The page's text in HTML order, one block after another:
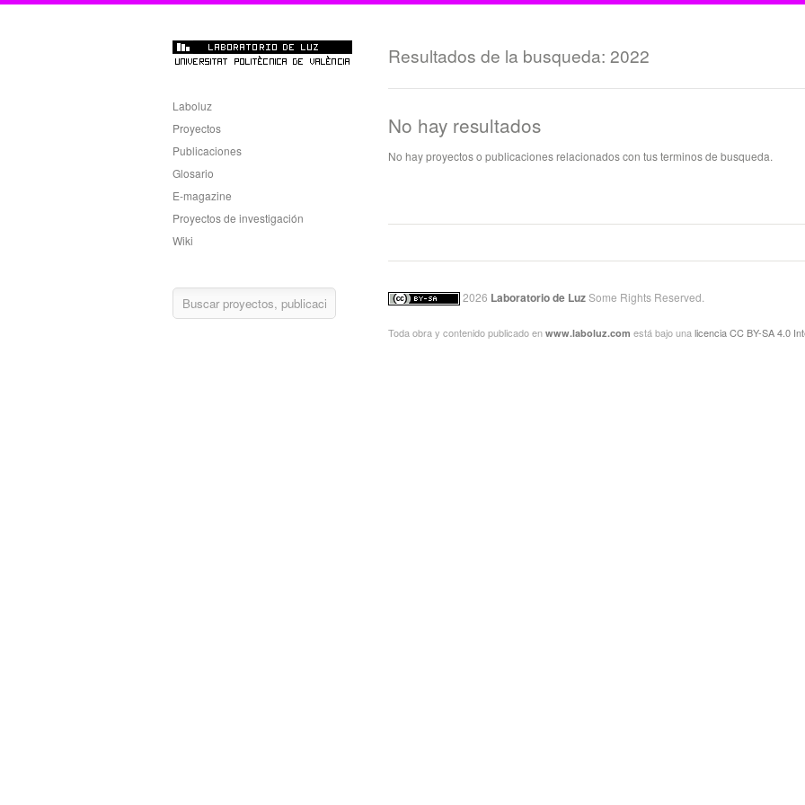
Laboluz
Proyectos
Publicaciones
Glosario
E-magazine
Proyectos de investigación
Wiki
Resultados de la busqueda: 2022
No hay resultados
No hay proyectos o publicaciones relacionados con tus terminos de busqueda.
2026 Laboratorio de LuzSome Rights Reserved.
Toda obra y contenido publicado en www.laboluz.com está bajo una licencia CC BY-SA 4.0